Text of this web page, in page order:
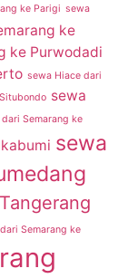
ke Parigi sewa
ke
ke Purwodadi
sewa Hiace dari
sewa
Semarang ke
sewa
Semarang ke